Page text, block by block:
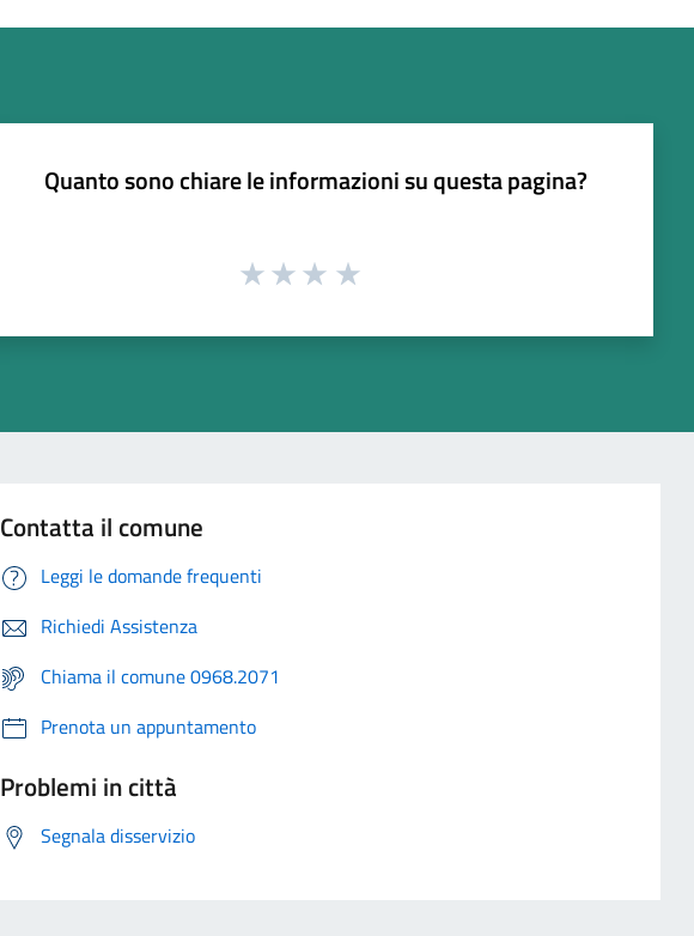
Quanto sono chiare le informazioni su questa pagina?
Contatta il comune
Leggi le domande frequenti
Richiedi Assistenza
Chiama il comune 0968.2071
Prenota un appuntamento
Problemi in città
Segnala disservizio